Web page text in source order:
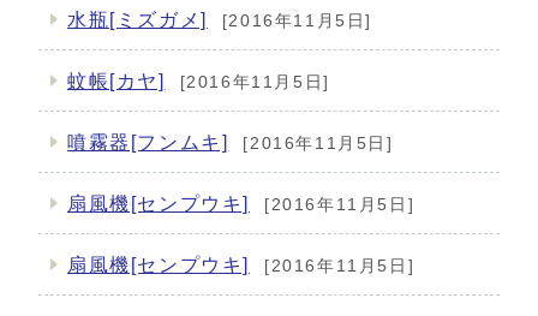
水瓶[ミズガメ] [2016年11月5日]
蚊帳[カヤ] [2016年11月5日]
噴霧器[フンムキ] [2016年11月5日]
扇風機[センプウキ] [2016年11月5日]
扇風機[センプウキ] [2016年11月5日]